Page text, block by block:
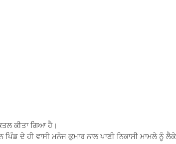
ਕੀਤਾ ਗਿਆ ਹੈ।
ਦੇ ਹੀ ਵਾਸੀ ਮਨੋਜ ਕੁਮਾਰ ਨਾਲ ਪਾਣੀ ਨਿਕਾਸੀ ਮਾਮਲੇ